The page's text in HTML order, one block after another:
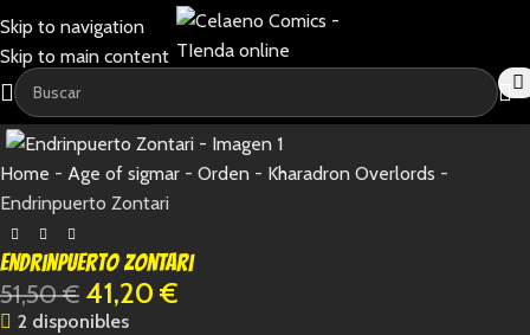
Skip to navigation
Skip to main content
-20%
Home - Age of sigmar - Orden - Kharadron Overlords -
Endrinpuerto Zontari
Endrinpuerto Zontari
51,50€ 41,20 €
2 disponibles